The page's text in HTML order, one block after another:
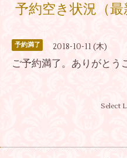
予約空き状況（最
予約満了 2018-10-11 (木)
ご予約満了。ありがとう
Select